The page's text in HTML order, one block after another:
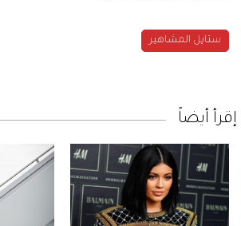
ستايل المشاهير
إقرأ أيضاً